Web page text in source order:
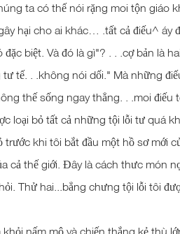
ta có thế nói rặng moi tộn giáo
hại cho ai khác… .tất cả điếu^ áy
biệt. Và đó là gì"? . . .cợ bản là
tế. . .không nói dối." Mà những
thế sống ngay thẳng. . .moi điếu
loại bỏ tất cả những tội lỗi tư quá
khi tôi bắt đầu một hồ sơ mới
cả thế giới. Đây là cách thưc món
Thử hai...bẳng chưng tội lỗi tôi
nấm mộ và chiến thắng kẻ thù